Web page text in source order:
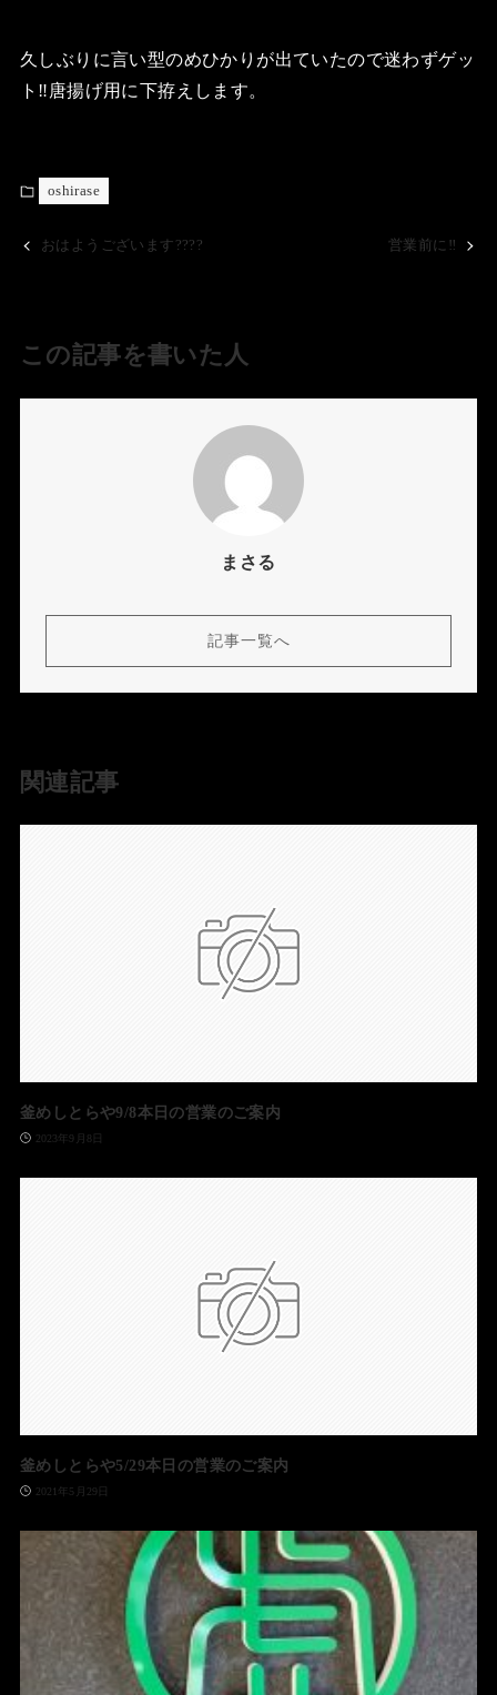
久しぶりに言い型のめひかりが出ていたので迷わずゲッ
ト‼️唐揚げ用に下拵えします。
oshirase
おはようございます???? 営業前に‼️
この記事を書いた人
まさる
記事一覧へ
関連記事
釜めしとらや9/8本日の営業のご案内
2023年9月8日
釜めしとらや5/29本日の営業のご案内
2021年5月29日